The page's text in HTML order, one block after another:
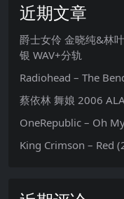
近期文章
爵士女伶 金晓纯&林
银 WAV+分轨
Radiohead – The
蔡依林 舞娘 2006
OneRepublic – Oh
King Crimson – Red